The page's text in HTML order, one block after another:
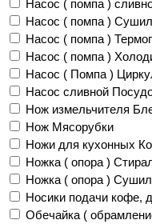
Насос ( помпа )
Насос ( помпа )
Насос ( помпа )
Насос ( помпа )
Насос ( Помпа )
Насос сливной
Нож измельчителя
Нож Мясорубки
Ножи для кухонных
Ножка ( опора )
Ножка ( опора )
Носики подачи кофе,
Обечайка (